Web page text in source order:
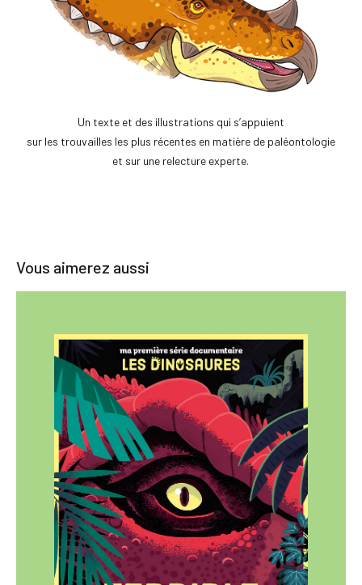
Un texte et des illustrations qui s’appuient
sur les trouvailles les plus récentes en matière de paléontologie
et sur une relecture experte.
Vous aimerez aussi